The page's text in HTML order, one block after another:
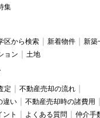
集
区から検索 新着物件
新築
ョン 土地
定
不動産売却の流れ
違い
不動産売却時の諸費用
ント
よくある質問
仲介手